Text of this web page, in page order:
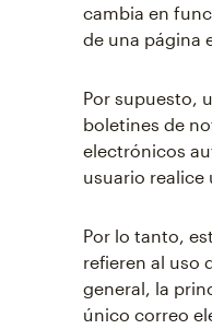
cambia en
de una página
Por supuesto,
boletines de
electrónicos
usuario realice
Por lo tanto,
refieren al uso
general, la
único correo